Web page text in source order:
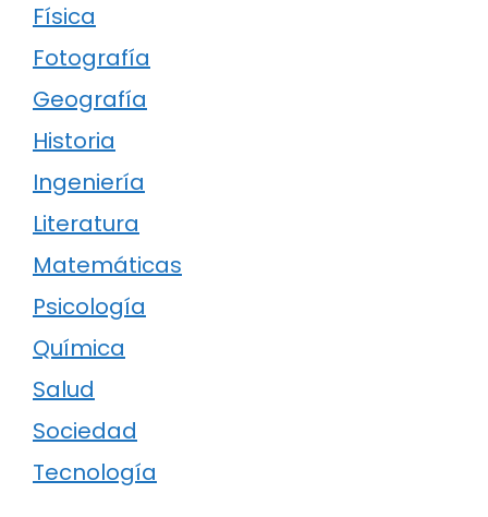
Física
Fotografía
Geografía
Historia
Ingeniería
Literatura
Matemáticas
Psicología
Química
Salud
Sociedad
Tecnología